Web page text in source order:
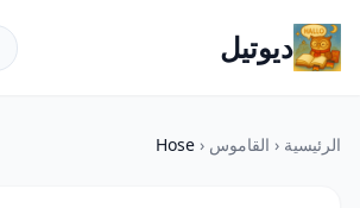
ديوتيل
الرئيسية ‹ القاموس ‹
Hose